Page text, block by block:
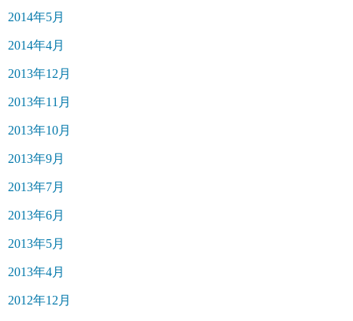
2014年5月
2014年4月
2013年12月
2013年11月
2013年10月
2013年9月
2013年7月
2013年6月
2013年5月
2013年4月
2012年12月